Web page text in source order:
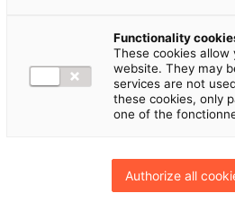
de sécurité vous sera
votre adresse e-mail.
vous
:
Functionality
These cookies
website. They may
services are not
these cookies, only
one of the
Authorize all